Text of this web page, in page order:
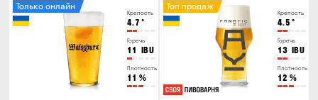
Крепость
4.7 °
Горечь
11 IBU
Плотность
11 %
Только онлайн
Крепость
4.5 °
Горечь
13 IBU
Плотность
12 %
Топ продаж